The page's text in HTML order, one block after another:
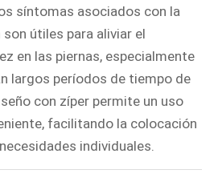
síntomas asociados con la
útiles para aliviar el
en las piernas, especialmente
largos períodos de tiempo de
con zíper permite un uso
facilitando la colocación
individuales.